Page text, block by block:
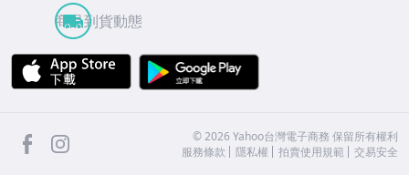
商品到貨動態
APP Store
facebook ©2026 Yahoo台灣電子商務 保留所有權利
服務條款
隱私權 拍賣使用規範 交易安全